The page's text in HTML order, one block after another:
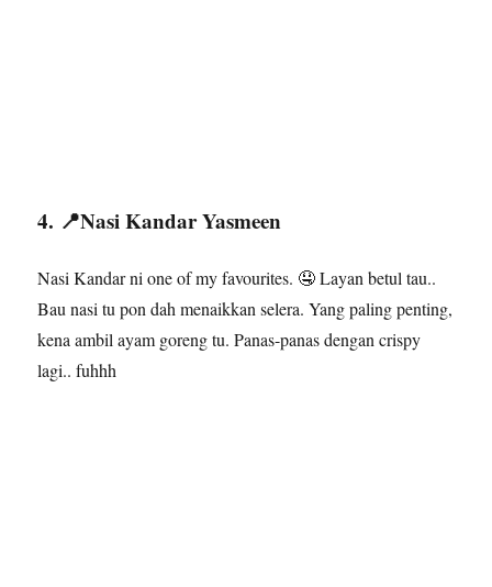
4. 📍Nasi Kandar Yasmeen
Nasi Kandar ni one of my favourites. 🤤 Layan betul tau..
Bau nasi tu pon dah menaikkan selera. Yang paling penting,
kena ambil ayam goreng tu. Panas-panas dengan crispy
lagi.. fuhhh